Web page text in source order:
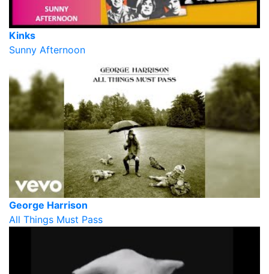
Kinks
Sunny Afternoon
George Harrison
All Things Must Pass